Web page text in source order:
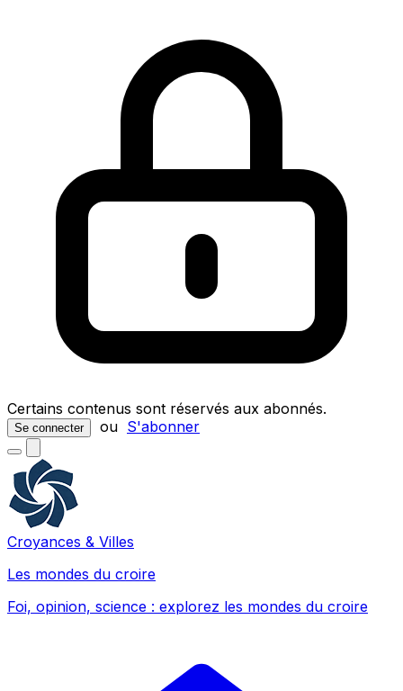
Certains contenus sont réservés aux abonnés.
Se connecter ou S'abonner
Croyances & Villes
Les mondes du croire
Foi, opinion, science : explorez les mondes du croire